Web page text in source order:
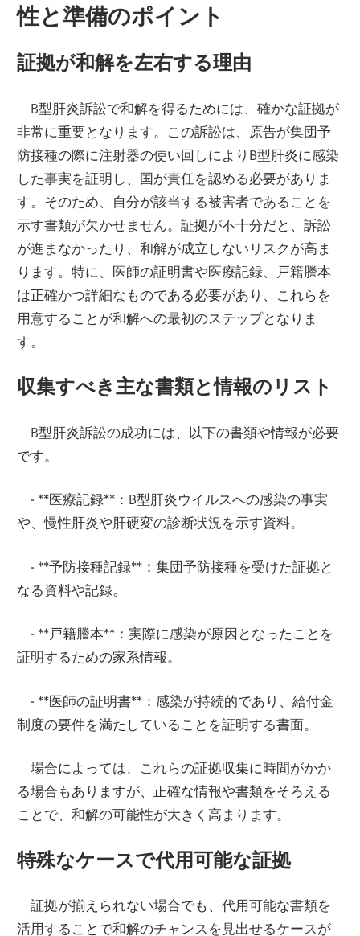
性と準備のポイント
証拠が和解を左右する理由
B型肝炎訴訟で和解を得るためには、確かな証拠が
非常に重要となります。この訴訟は、原告が集団予
防接種の際に注射器の使い回しによりB型肝炎に感染
した事実を証明し、国が責任を認める必要がありま
す。そのため、自分が該当する被害者であることを
示す書類が欠かせません。証拠が不十分だと、訴訟
が進まなかったり、和解が成立しないリスクが高ま
ります。特に、医師の証明書や医療記録、戸籍謄本
は正確かつ詳細なものである必要があり、これらを
用意することが和解への最初のステップとなりま
す。
収集すべき主な書類と情報のリスト
B型肝炎訴訟の成功には、以下の書類や情報が必要
です。
- **医療記録**：B型肝炎ウイルスへの感染の事実
や、慢性肝炎や肝硬変の診断状況を示す資料。
- **予防接種記録**：集団予防接種を受けた証拠と
なる資料や記録。
- **戸籍謄本**：実際に感染が原因となったことを
証明するための家系情報。
- **医師の証明書**：感染が持続的であり、給付金
制度の要件を満たしていることを証明する書面。
場合によっては、これらの証拠収集に時間がかか
る場合もありますが、正確な情報や書類をそろえる
ことで、和解の可能性が大きく高まります。
特殊なケースで代用可能な証拠
証拠が揃えられない場合でも、代用可能な書類を
活用することで和解のチャンスを見出せるケースが